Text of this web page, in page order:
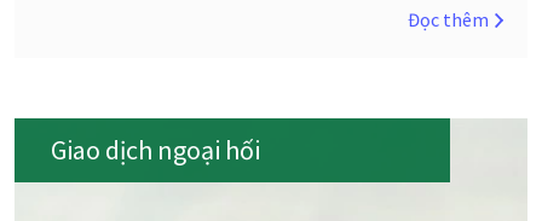
Đọc thêm
Giao dịch ngoại hối